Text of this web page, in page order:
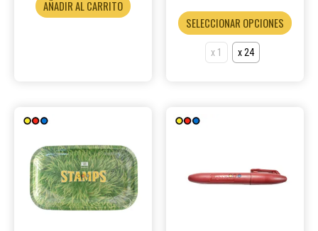
AÑADIR AL CARRITO
SELECCIONAR OPCIONES
x 1 x 24